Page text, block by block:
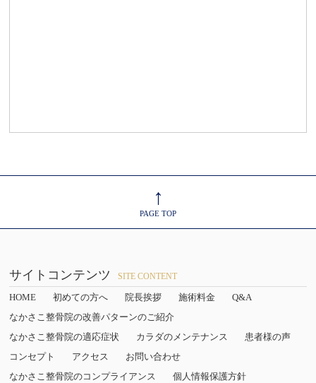
↑
PAGE TOP
サイトコンテンツ SITE CONTENT
HOME 初めての方へ 院長挨拶 施術料金
Q&A
なかさこ整骨院の改善パターンのご紹介
なかさこ整骨院の適応症状
カラダのメンテナンス
患者様の声
コンセプト
アクセス
お問い合わせ
なかさこ整骨院のコンプライアンス
個人情報保護方針